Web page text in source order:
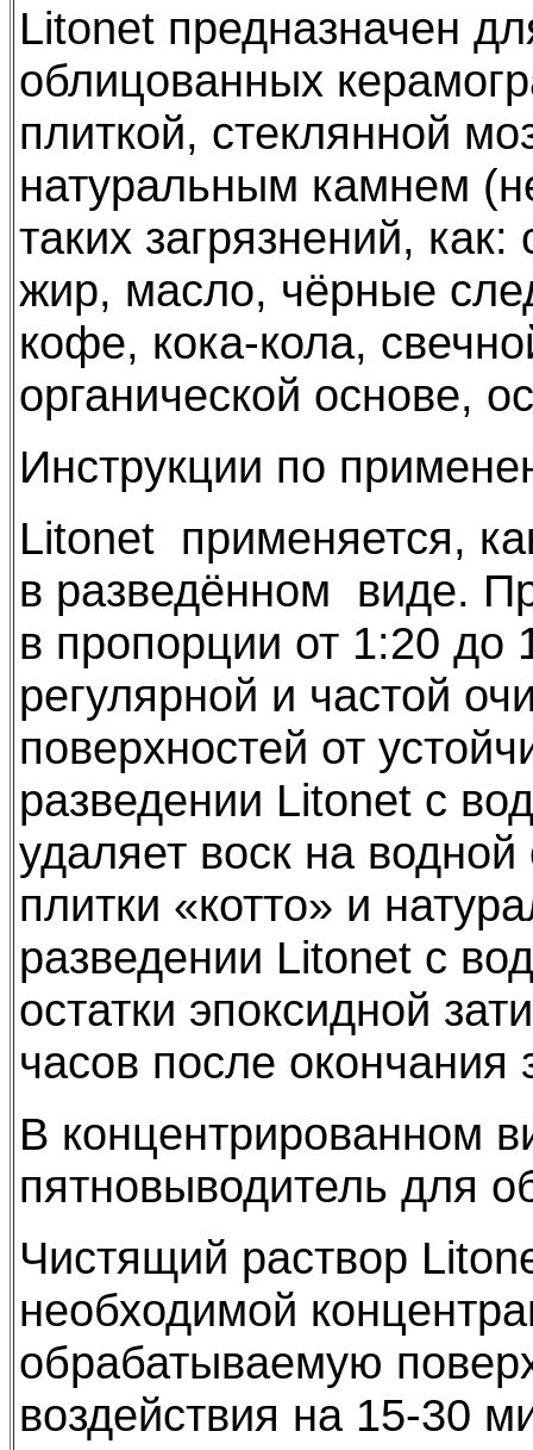
Litonet предназначен
облицованных
плиткой, стеклянной
натуральным камнем
таких загрязнений,
жир, масло, чёрные
кофе, кока-кола,
органической основе,
Инструкции по
Litonet применяется,
в разведённом виде.
в пропорции от 1:20 до
регулярной и частой
поверхностей от
разведении Litonet с
удаляет воск на
плитки «котто» и
разведении Litonet с
остатки эпоксидной
часов после окончания
В концентрированном
пятновыводитель для
Чистящий раствор
необходимой
обрабатываемую
воздействия на 15-30